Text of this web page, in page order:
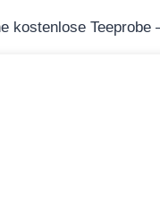
kostenlose